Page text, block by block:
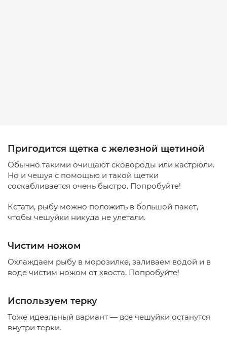
Пригодится щетка с железной щетиной
Обычно такими очищают сковороды или кастрюли.
Но и чешуя с помощью и такой щетки
соскабливается очень быстро. Попробуйте!
Кстати, рыбу можно положить в большой пакет,
чтобы чешуйки никуда не улетали.
Чистим ножом
Охлаждаем рыбу в морозилке, заливаем водой и в
воде чистим ножом от хвоста. Попробуйте!
Используем терку
Тоже идеальный вариант — все чешуйки останутся
внутри терки.